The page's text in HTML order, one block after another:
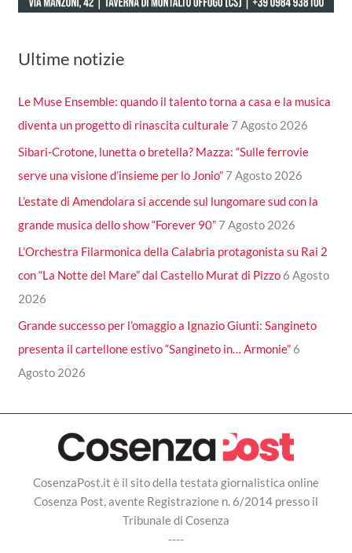
Ultime notizie
Le Muse Ensemble: quando il talento torna a casa e la musica
diventa un progetto di rinascita culturale 7 Agosto 2026
Sibari-Crotone, lunetta o bretella? Mazza: “Sulle ferrovie
serve una visione d’insieme per lo Jonio” 7 Agosto 2026
L’estate di Amendolara si accende sul lungomare sud con la
grande musica dello show “Forever 90” 7 Agosto 2026
L’Orchestra Filarmonica della Calabria protagonista su Rai 2
con “La Notte del Mare” dal Castello Murat di Pizzo 6 Agosto
2026
Grande successo per l’omaggio a Ignazio Giunti: Sangineto
presenta il cartellone estivo “Sangineto in… Armonie” 6
Agosto 2026
CosenzaPost.it è il sito della testata giornalistica online
Cosenza Post, avente Registrazione n. 6/2014 presso il
Tribunale di Cosenza
----